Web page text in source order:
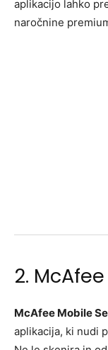
aplikacijo lahko
naročnine
2.
McAfee Mobile
aplikacija, ki nudi